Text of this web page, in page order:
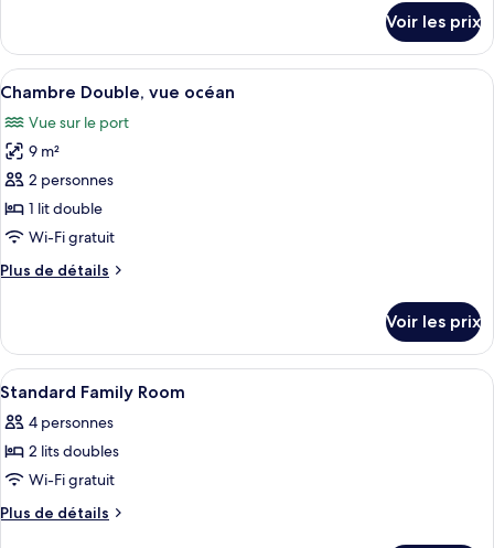
Chambre
Simple
Standard
le
type
de
Chambre
Simple
Standard
Voir les prix
Afficher
toutes
les
photos
pour
ce
type
chambre :
vue
océan
Une chambre d’hôtel dotée d’une
10
Chambre Double, vue océan
Vue sur le port
9 m²
2 personnes
1 lit double
Wi-Fi gratuit
Plus de détails
Plus
le
type
de
Chambre
Double,
océan
Voir les prix
Afficher
toutes
les
photos
pour
ce
Fer et planche à repasser, Wi-Fi
11
Standard Family Room
4 personnes
2 lits doubles
Wi-Fi gratuit
Plus de détails
Plus